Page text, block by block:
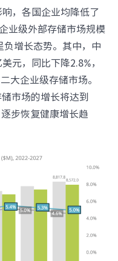
，各国企业均降低了
业级外部存储市场规模
增长态势。其中，中
元，同比下降2.8%，
大企业级存储市场。
市场的增长将达到
步恢复健康增长趋